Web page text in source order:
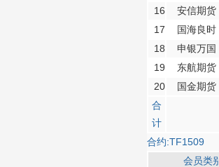
16
安信期货
17
国海良时
18
申银万国
19
东航期货
20
国金期货
合
计
合约:TF1509
会员类